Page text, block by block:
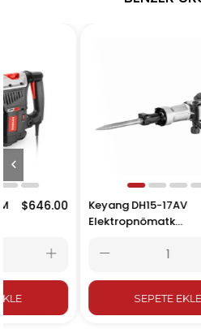
Keyang DH15-17AV
Elektropnömatk
$940.00
SEPETE EKLE